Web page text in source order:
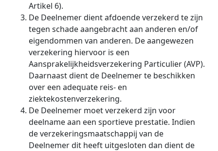
Artikel 6).
De Deelnemer dient afdoende verzekerd te zijn
tegen schade aangebracht aan anderen en/of
eigendommen van anderen. De aangewezen
verzekering hiervoor is een
Aansprakelijkheidsverzekering Particulier (AVP).
Daarnaast dient de Deelnemer te beschikken
over een adequate reis- en
ziektekostenverzekering.
De Deelnemer moet verzekerd zijn voor
deelname aan een sportieve prestatie. Indien
de verzekeringsmaatschappij van de
Deelnemer dit heeft uitgesloten dan dient de